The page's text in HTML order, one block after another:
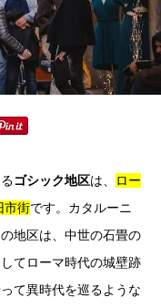
ゴシック地区は、
ロー
市街です。カタルーニ
地区は、中世の石畳の
てローマ時代の城壁跡
て異時代を巡るような